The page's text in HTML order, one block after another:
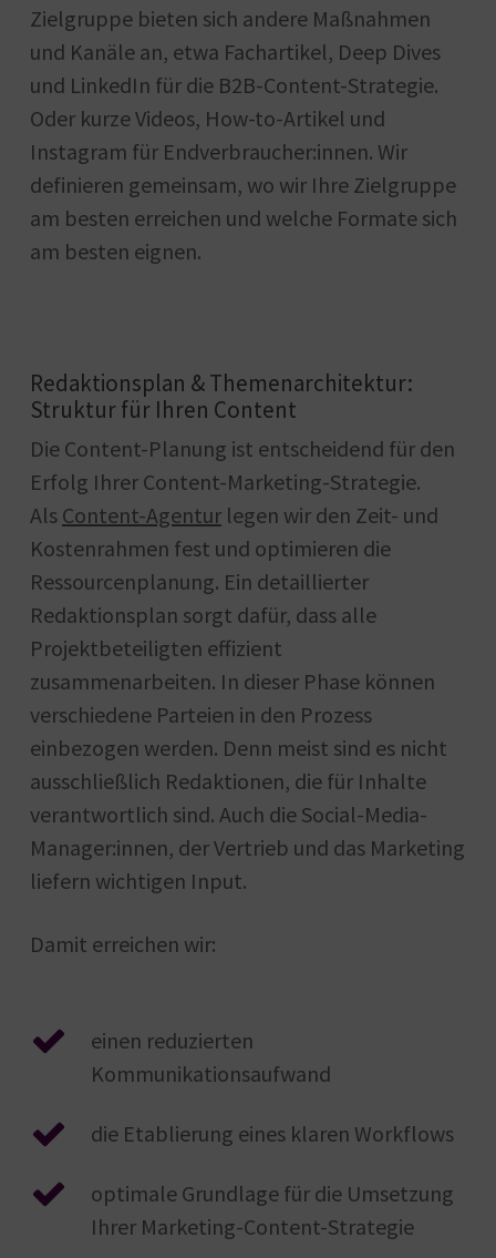
Zielgruppe bieten sich andere Maßnahmen
und Kanäle an, etwa Fachartikel, Deep Dives
und LinkedIn für die B2B-Content-Strategie.
Oder kurze Videos, How-to-Artikel und
Instagram für Endverbraucher:innen. Wir
definieren gemeinsam, wo wir Ihre Zielgruppe
am besten erreichen und welche Formate sich
am besten eignen.
Redaktionsplan & Themenarchitektur:
Struktur für Ihren Content
Die Content-Planung ist entscheidend für den
Erfolg Ihrer Content-Marketing-Strategie.
Als Content-Agenturlegen wir den Zeit- und
Kostenrahmen fest und optimieren die
Ressourcenplanung. Ein detaillierter
Redaktionsplan sorgt dafür, dass alle
Projektbeteiligten effizient
zusammenarbeiten. In dieser Phase können
verschiedene Parteien in den Prozess
einbezogen werden. Denn meist sind es nicht
ausschließlich Redaktionen, die für Inhalte
verantwortlich sind. Auch die Social-Media-
Manager:innen, der Vertrieb und das Marketing
liefern wichtigen Input.
Damit erreichen wir:
einen reduzierten
Kommunikationsaufwand
die Etablierung eines klaren Workflows
optimale Grundlage für die Umsetzung
Ihrer Marketing-Content-Strategie